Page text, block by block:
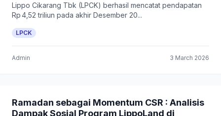
Lippo Cikarang Tbk (LPCK) berhasil mencatat pendapatan
Rp 4,52 triliun pada akhir Desember 20...
LPCK
Admin 3 March 2026
Ramadan sebagai Momentum CSR : Analisis
Dampak Sosial Program LippoLand di